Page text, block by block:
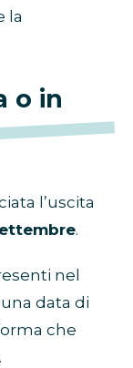
la
o in
l’uscita
.
nel
data di
che